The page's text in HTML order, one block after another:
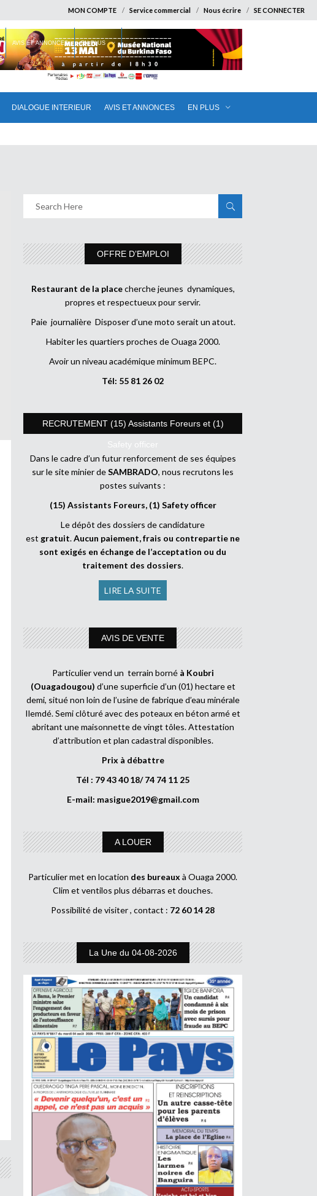
MON COMPTE Service commercial Nous écrire SE CONNECTER
DIALOGUE INTERIEUR AVIS ET ANNONCES EN PLUS
AVIS ET ANNONCES EN PLUS
OFFRE D’EMPLOI
Restaurant de la placecherche jeunes dynamiques,
propres et respectueux pour servir.
Paie journalière Disposer d’une moto serait un atout.
Habiter les quartiers proches de Ouaga 2000.
Avoir un niveau académique minimum BEPC.
Tél: 55 81 26 02
RECRUTEMENT (15) Assistants Foreurs et (1)
Safety officer
Dans le cadre d’un futur renforcement de ses équipes
sur le site minier deSAMBRADO, nous recrutons les
postes suivants :
(15) Assistants Foreurs, (1) Safety officer
Le dépôt des dossiers de candidature
est gratuit.Aucun paiement, frais ou contrepartie ne
sont exigés en échange de l’acceptation ou du
traitement des dossiers.
LIRE LA SUITE
AVIS DE VENTE
Particulier vend un terrain borné à Koubri
(Ouagadougou) d’une superficie d’un (01) hectare et
demi, situé non loin de l’usine de fabrique d’eau minérale
Ilemdé. Semi clôturé avec des poteaux en béton armé et
abritant une maisonnette de vingt tôles. Attestation
d’attribution et plan cadastral disponibles.
Prix à débattre
Tél : 79 43 40 18/ 74 74 11 25
E-mail: masigue2019@gmail.com
A LOUER
Particulier met en location des bureaux à Ouaga 2000.
Clim et ventilos plus débarras et douches.
Possibilité de visiter , contact : 72 60 14 28
La Une du 04-08-2026